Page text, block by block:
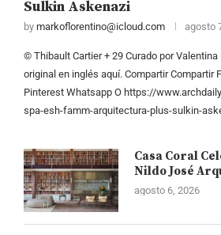
Sulkin Askenazi
by markoflorentino@icloud.com agosto
© Thibault Cartier + 29 Curado por
original en inglés aquí. Compartir Compartir
Pinterest Whatsapp O https://
spa-esh-famm-arquitectura-plus-sulkin-
Casa Coral
Nildo José
agosto 6, 2026